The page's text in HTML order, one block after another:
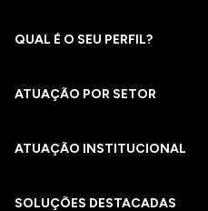
QUAL É O SEU PERFIL?
ATUAÇÃO POR SETOR
ATUAÇÃO INSTITUCIONAL
SOLUÇÕES DESTACADAS